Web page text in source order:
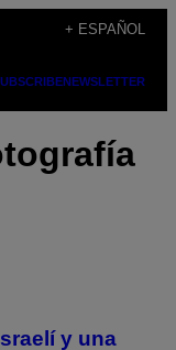
+ ESPAÑOL
NEWSLETTER
y una